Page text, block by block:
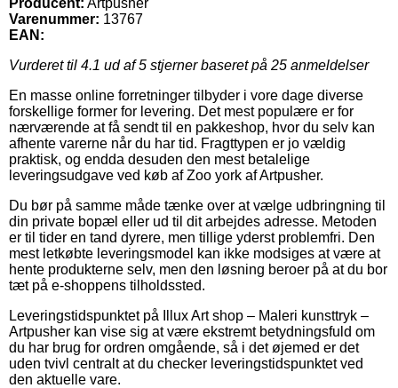
Varenummer: 13767
EAN:
Vurderet til 4.1 ud af 5 stjerner baseret på 25 anmeldelser
En masse online forretninger tilbyder i vore dage diverse
forskellige former for levering. Det mest populære er for
nærværende at få sendt til en pakkeshop, hvor du selv kan
afhente varerne når du har tid. Fragttypen er jo vældig
praktisk, og endda desuden den mest betalelige
leveringsudgave ved køb af Zoo york af Artpusher.
Du bør på samme måde tænke over at vælge udbringning til
din private bopæl eller ud til dit arbejdes adresse. Metoden
er til tider en tand dyrere, men tillige yderst problemfri. Den
mest letkøbte leveringsmodel kan ikke modsiges at være at
hente produkterne selv, men den løsning beroer på at du bor
tæt på e-shoppens tilholdssted.
Leveringstidspunktet på Illux Art shop – Maleri kunsttryk –
Artpusher kan vise sig at være ekstremt betydningsfuld om
du har brug for ordren omgående, så i det øjemed er det
uden tvivl centralt at du checker leveringstidspunktet ved
den aktuelle vare.